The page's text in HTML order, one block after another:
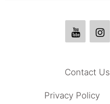
Contact Us
Privacy Policy